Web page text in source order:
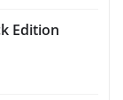
Edition